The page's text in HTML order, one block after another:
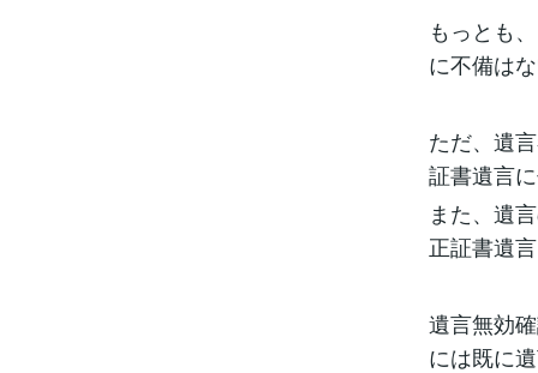
もっとも
に不備は
ただ、遺
証書遺言
また、遺
正証書遺
遺言無効
には既に